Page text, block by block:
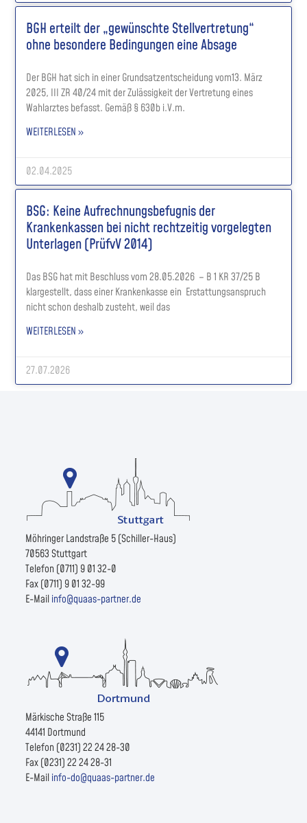
BGH erteilt der „gewünschte Stellvertretung“
ohne besondere Bedingungen eine Absage
Der BGH hat sich in einer Grundsatzentscheidung vom13. März
2025, III ZR 40/24 mit der Zulässigkeit der Vertretung eines
Wahlarztes befasst. Gemäß § 630b i.V.m.
WEITERLESEN »
02.04.2025
BSG: Keine Aufrechnungsbefugnis der
Krankenkassen bei nicht rechtzeitig vorgelegten
Unterlagen (PrüfvV 2014)
Das BSG hat mit Beschluss vom 28.05.2026 – B 1 KR 37/25 B
klargestellt, dass einer Krankenkasse ein Erstattungsanspruch
nicht schon deshalb zusteht, weil das
WEITERLESEN »
27.07.2026
Möhringer Landstraße 5 (Schiller-Haus)
70563 Stuttgart
Telefon (0711) 9 01 32-0
Fax (0711) 9 01 32-99
E-Mailinfo@quaas-partner.de
Märkische Straße 115
44141 Dortmund
Telefon (0231) 22 24 28-30
Fax (0231) 22 24 28-31
E-Mailinfo-do@quaas-partner.de